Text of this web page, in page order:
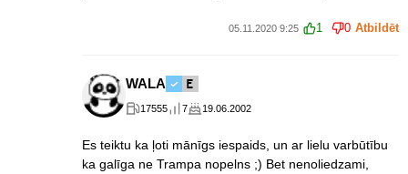
05.11.2020 9:25 1 0 Atbildēt
WALA
17555 7 19.06.2002
Es teiktu ka ļoti mānīgs iespaids, un ar lielu varbūtību
ka galīga ne Trampa nopelns ;) Bet nenoliedzami,